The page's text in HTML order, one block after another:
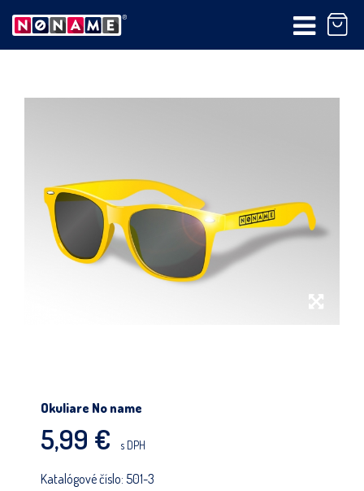
Okuliare No name
5,99 € s DPH
Katalógové číslo: 501-3